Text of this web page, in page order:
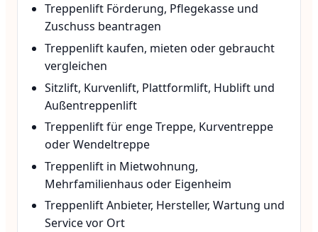
Treppenlift Förderung, Pflegekasse und
Zuschuss beantragen
Treppenlift kaufen, mieten oder gebraucht
vergleichen
Sitzlift, Kurvenlift, Plattformlift, Hublift und
Außentreppenlift
Treppenlift für enge Treppe, Kurventreppe
oder Wendeltreppe
Treppenlift in Mietwohnung,
Mehrfamilienhaus oder Eigenheim
Treppenlift Anbieter, Hersteller, Wartung und
Service vor Ort